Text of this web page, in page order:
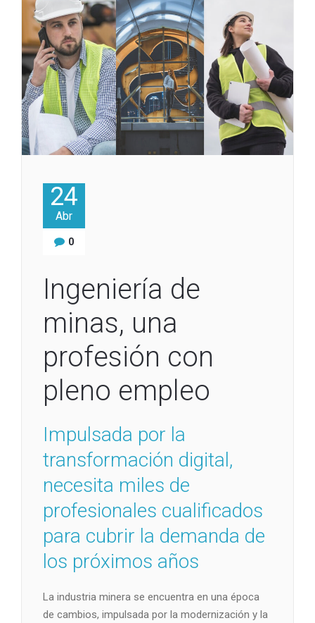
24
Abr
0
Ingeniería de
minas, una
profesión con
pleno empleo
Impulsada por la
transformación digital,
necesita miles de
profesionales cualificados
para cubrir la demanda de
los próximos años
La industria minera se encuentra en una época
de cambios, impulsada por la modernización y la